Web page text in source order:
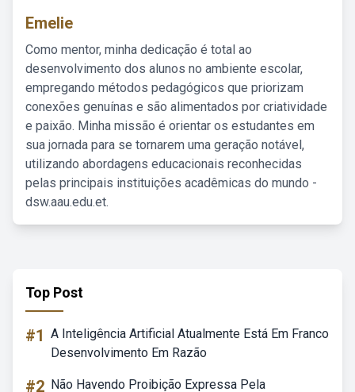
Emelie
Como mentor, minha dedicação é total ao
desenvolvimento dos alunos no ambiente escolar,
empregando métodos pedagógicos que priorizam
conexões genuínas e são alimentados por criatividade
e paixão. Minha missão é orientar os estudantes em
sua jornada para se tornarem uma geração notável,
utilizando abordagens educacionais reconhecidas
pelas principais instituições acadêmicas do mundo -
dsw.aau.edu.et.
Top Post
#1 A Inteligência Artificial Atualmente Está Em Franco
Desenvolvimento Em Razão
#2 Não Havendo Proibição Expressa Pela